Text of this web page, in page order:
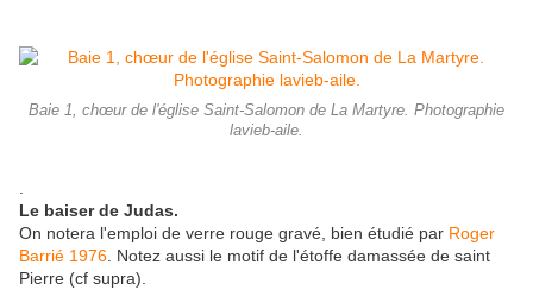
Baie 1, chœur de l'église Saint-Salomon de La Martyre. Photographie
lavieb-aile.
Le baiser de Judas.
On notera l'emploi de verre rouge gravé, bien étudié par Roger
Barrié 1976 . Notez aussi le motif de l'étoffe damassée de saint
Pierre (cf supra).